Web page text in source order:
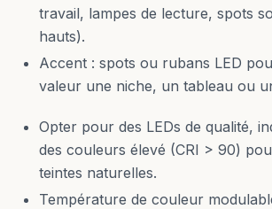
travail, lampes de lecture, spots
hauts).
Accent : spots ou rubans LED
valeur une niche, un tableau ou
Opter pour des LEDs de qualité,
des couleurs élevé (CRI > 90)
teintes naturelles.
Température de couleur